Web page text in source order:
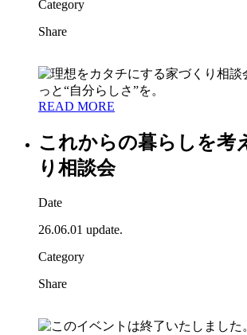
Category
Share
READ MORE
これからの暮らしを考
り相談会
Date
26.06.01 update.
Category
Share